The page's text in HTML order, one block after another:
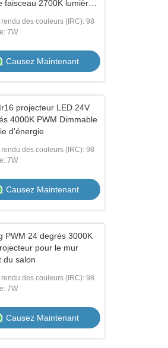
haut de
2700K Dim à
G53 ampoules à LED
luminosité 3000K
faisceau 2700K lumière
rendu des couleurs (IRC): 98
7W
Causez Maintenant
projecteur LED 24V
4000K PWM Dimmable
d'énergie
rendu des couleurs (IRC): 98
7W
Causez Maintenant
PWM 24 degrés 3000K
pour le mur
du salon
rendu des couleurs (IRC): 98
7W
Causez Maintenant